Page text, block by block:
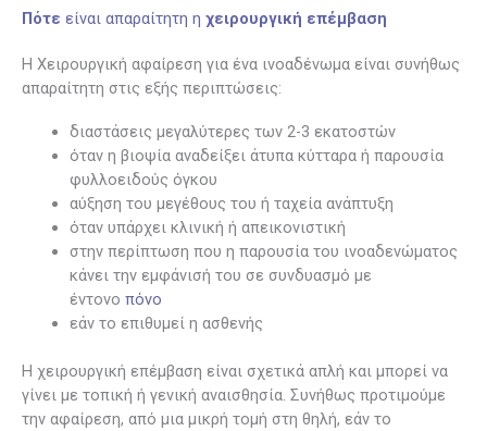
Πότε είναι απαραίτητη η χειρουργική επέμβαση
Η Χειρουργική αφαίρεση για ένα ινοαδένωμα είναι συνήθως
απαραίτητη στις εξής περιπτώσεις:
διαστάσεις μεγαλύτερες των 2-3 εκατοστών
όταν η βιοψία αναδείξει άτυπα κύτταρα ή παρουσία
φυλλοειδούς όγκου
αύξηση του μεγέθους του ή ταχεία ανάπτυξη
όταν υπάρχει κλινική ή απεικονιστική
στην περίπτωση που η παρουσία του ινοαδενώματος
κάνει την εμφάνισή του σε συνδυασμό με
έντονο πόνο
εάν το επιθυμεί η ασθενής
Η χειρουργική επέμβαση είναι σχετικά απλή και μπορεί να
γίνει με τοπική ή γενική αναισθησία. Συνήθως προτιμούμε
την αφαίρεση, από μια μικρή τομή στη θηλή, εάν το